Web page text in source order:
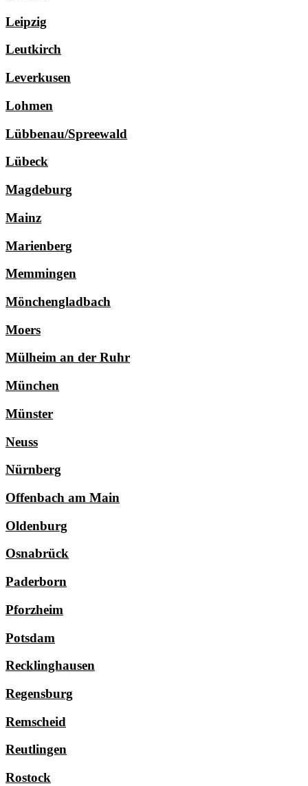
Leipzig
Leutkirch
Leverkusen
Lohmen
Lübbenau/Spreewald
Lübeck
Magdeburg
Mainz
Marienberg
Memmingen
Mönchengladbach
Moers
Mülheim an der Ruhr
München
Münster
Neuss
Nürnberg
Offenbach am Main
Oldenburg
Osnabrück
Paderborn
Pforzheim
Potsdam
Recklinghausen
Regensburg
Remscheid
Reutlingen
Rostock